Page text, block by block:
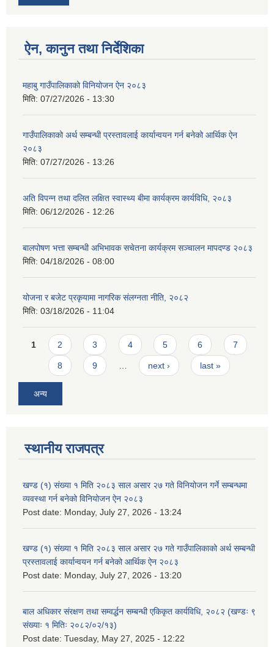
ऐन, कानुन तथा निर्देशिका
महाबु गाउँपालिकाको विनियोजन ऐन २०८३
मिति: 07/27/2026 - 13:30
गाउँपालिकाको अर्थ सम्बन्धी प्रस्तावलाई कार्यान्वयन गर्न बनेको आर्थिक ऐन
२०८३
मिति: 07/27/2026 - 13:26
अति विपन्न तथा दलित लक्षित स्वास्थ्य बीमा कार्यक्रम कार्यविधि, २०८३
मिति: 06/12/2026 - 12:26
बालपोषण भत्ता सम्बन्धी अभिभावक सचेतना कार्यक्रम सञ्चालन मापदण्ड २०८३
मिति: 04/18/2026 - 08:00
योजना र बजेट प्रकृयामा नागरिक संलग्नता नीति, २०८२
मिति: 03/18/2026 - 11:04
Pages
1 2 3 4 5 6 7
8 9 next › last »
अन्य
स्थानीय राजपत्र
खण्ड (१) संख्या १ मिति २०८३ साल असार २७ गते विनियोजन गर्ने सम्बन्धमा
व्यवस्था गर्न बनेको विनियोजन ऐन २०८३
Post date: Monday, July 27, 2026 - 13:24
खण्ड (१) संख्या १ मिति २०८३ साल असार २७ गते गाउँपालिकाको अर्थ सम्बन्धी
प्रस्तावलाई कार्यान्वयन गर्न बनेको आर्थिक ऐन २०८३
Post date: Monday, July 27, 2026 - 13:20
बाल अधिकार संरक्षण तथा सम्वर्द्धन सम्बन्धी एकिकृत कार्यविधि, २०८२ (खण्डः ९
संख्याः १ मितिः २०८२/०२/१३)
Post date: Tuesday, May 27, 2025 - 12:22